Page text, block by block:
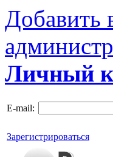
Добавить
Личный
E-mail:
Зарегистрироваться